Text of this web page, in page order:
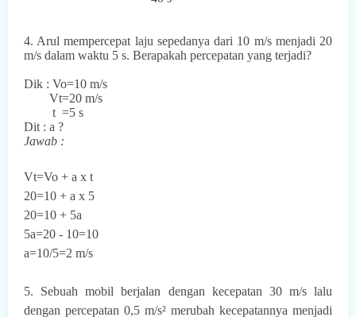
4. Arul mempercepat laju sepedanya dari 10 m/s menjadi 20
m/s dalam waktu 5 s. Berapakah percepatan yang terjadi?
Dik : Vo=10 m/s
Vt=20 m/s
t =5 s
Dit : a ?
Jawab :
Vt=Vo + a x t
20=10 + a x 5
20=10 + 5a
5a=20 - 10=10
a=10/5=2 m/s
5. Sebuah mobil berjalan dengan kecepatan 30 m/s lalu
dengan percepatan 0,5 m/s² merubah kecepatannya menjadi